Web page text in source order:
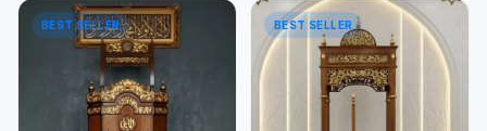
BEST SELLER BEST SELLER